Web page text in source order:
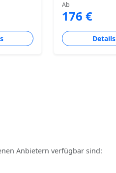
Ab
176 €
Details
Anbietern verfügbar sind: